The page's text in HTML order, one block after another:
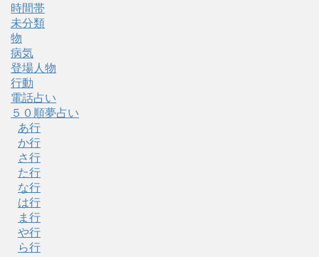
時間帯
未分類
物
病気
登場人物
行動
電話占い
５０順夢占い
あ行
か行
さ行
た行
な行
は行
ま行
や行
ら行